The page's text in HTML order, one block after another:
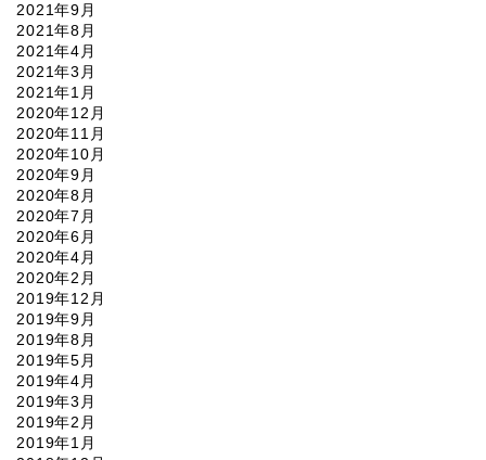
2021年9月
2021年8月
2021年4月
2021年3月
2021年1月
2020年12月
2020年11月
2020年10月
2020年9月
2020年8月
2020年7月
2020年6月
2020年4月
2020年2月
2019年12月
2019年9月
2019年8月
2019年5月
2019年4月
2019年3月
2019年2月
2019年1月